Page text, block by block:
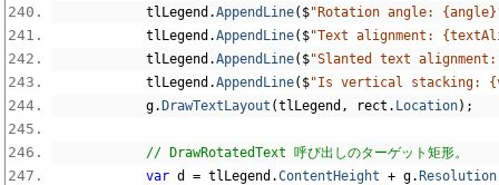
            tlLegend
.AppendLine( $"Rotation angle:
            tlLegend
.AppendLine( $"Text alignment:
            tlLegend
.AppendLine( $"Slanted text
            tlLegend
.AppendLine( $"Is vertical stacking:
            g
. DrawTextLayout (tlLegend , rect . Location);
// DrawRotatedText 呼び出しのターゲット矩形。
var d = tlLegend .ContentHeight + g. Resolution